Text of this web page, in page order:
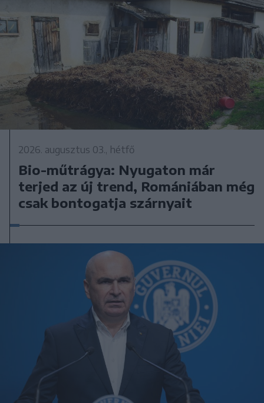
2026. augusztus 03., hétfő
Bio-műtrágya: Nyugaton már
terjed az új trend, Romániában még
csak bontogatja szárnyait